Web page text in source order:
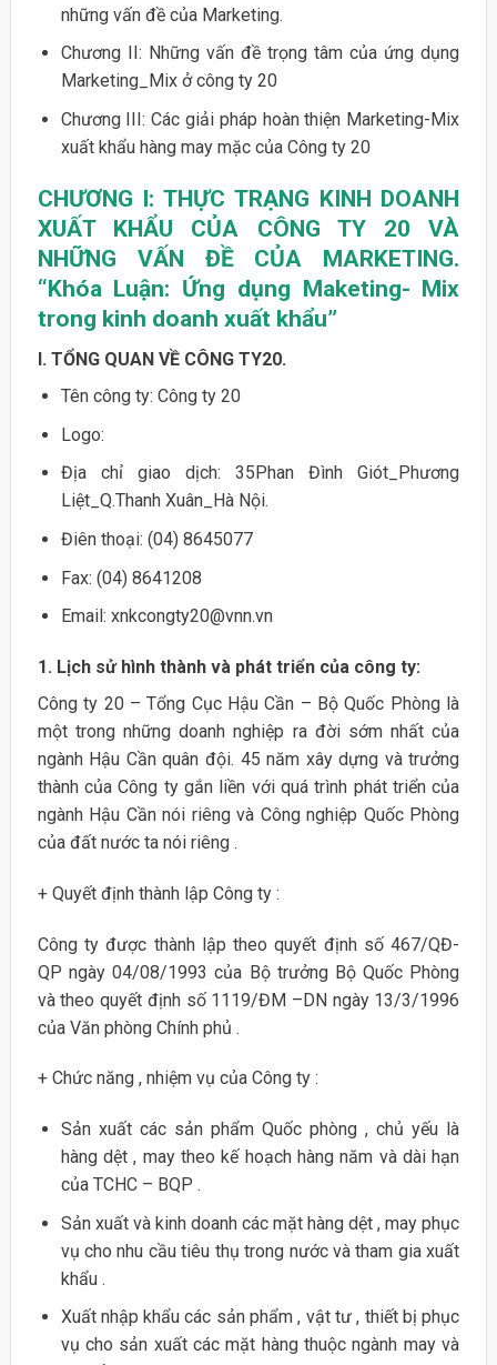
những vấn đề của Marketing.
Chương II: Những vấn đề trọng tâm của ứng dụng
Marketing_Mix ở công ty 20
Chương III: Các giải pháp hoàn thiện Marketing-Mix
xuất khẩu hàng may mặc của Công ty 20
CHƯƠNG I:THỰC TRẠNG KINH DOANH
XUẤT KHẨU CỦA CÔNG TY 20VÀ
NHỮNG VẤN ĐỀ CỦA MARKETING.
“Khóa Luận: Ứng dụng Maketing- Mix
trong kinh doanh xuất khẩu”
I. TỔNG QUAN VỀ CÔNG TY20.
Tên công ty: Công ty 20
Logo:
Địa chỉ giao dịch: 35Phan Đình Giót_Phương
Liệt_Q.Thanh Xuân_Hà Nội.
Điên thoại: (04) 8645077
Fax: (04) 8641208
Email: xnkcongty20@vnn.vn
1. Lịch sử hình thành và phát triển của công ty:
Công ty 20 – Tổng Cục Hậu Cần – Bộ Quốc Phòng là
một trong những doanh nghiệp ra đời sớm nhất của
ngành Hậu Cần quân đội. 45 năm xây dựng và trưởng
thành của Công ty gắn liền với quá trình phát triển của
ngành Hậu Cần nói riêng và Công nghiệp Quốc Phòng
của đất nước ta nói riêng .
+ Quyết định thành lập Công ty :
Công ty được thành lập theo quyết định số 467/QĐ-
QP ngày 04/08/1993 của Bộ trưởng Bộ Quốc Phòng
và theo quyết định số 1119/ĐM –DN ngày 13/3/1996
của Văn phòng Chính phủ .
+ Chức năng , nhiệm vụ của Công ty :
Sản xuất các sản phẩm Quốc phòng , chủ yếu là
hàng dệt , may theo kế hoạch hàng năm và dài hạn
của TCHC – BQP .
Sản xuất và kinh doanh các mặt hàng dệt , may phục
vụ cho nhu cầu tiêu thụ trong nước và tham gia xuất
khẩu .
Xuất nhập khẩu các sản phẩm , vật tư , thiết bị phục
vụ cho sản xuất các mặt hàng thuộc ngành may và